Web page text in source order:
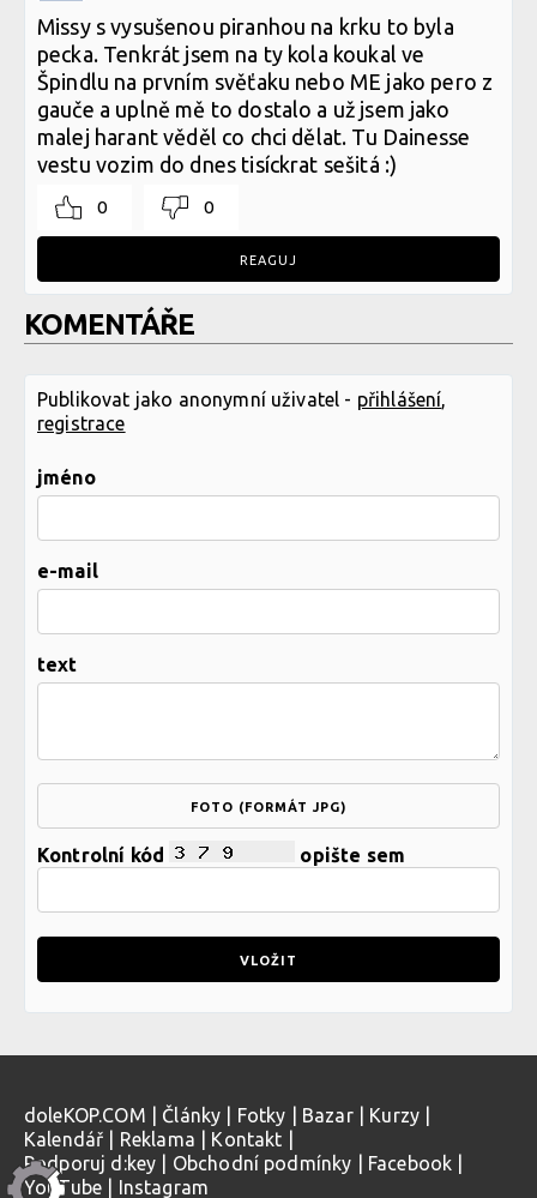
Missy s vysušenou piranhou na krku to byla
pecka. Tenkrát jsem na ty kola koukal ve
Špindlu na prvním svěťaku nebo ME jako pero z
gauče a uplně mě to dostalo a už jsem jako
malej harant věděl co chci dělat. Tu Dainesse
vestu vozim do dnes tisíckrat sešitá :)
0 0
REAGUJ
KOMENTÁŘE
Publikovat jako anonymní uživatel - přihlášení,
registrace
jméno
e-mail
text
FOTO (FORMÁT JPG)
Kontrolní kód opište sem
doleKOP.COM Články Fotky Bazar| Kurzy
Kalendář
Reklama Kontakt
Podporuj d:key
Obchodní podmínky Facebook
YouTube
Instagram